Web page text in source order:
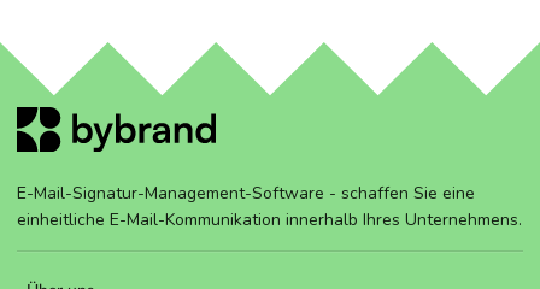
E-Mail-Signatur-Management-Software - schaffen Sie eine
einheitliche E-Mail-Kommunikation innerhalb Ihres Unternehmens.